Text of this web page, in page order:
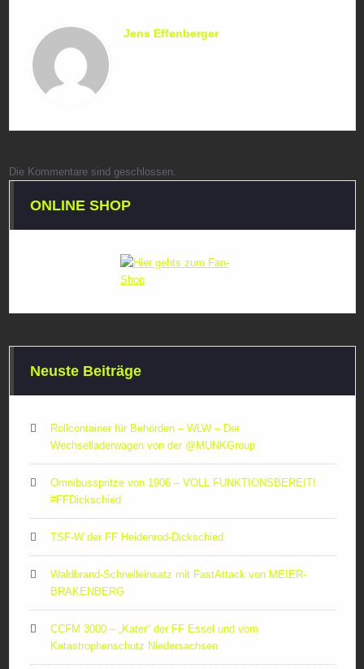
Jens Effenberger
Die Kommentare sind geschlossen.
ONLINE SHOP
Neuste Beiträge
Rollcontainer für Behörden – WLW – Der
Wechselladerwagen von der ‪@MUNKGroup‬
Omnibusspritze von 1906 – VOLL FUNKTIONSBEREIT!
#FFDickschied
TSF-W der FF Heidenrod-Dickschied
Waldbrand-Schnelleinsatz mit FastAttack von MEIER-
BRAKENBERG
CCFM 3000 – „Kater“ der FF Essel und vom
Katastrophenschutz Niedersachsen